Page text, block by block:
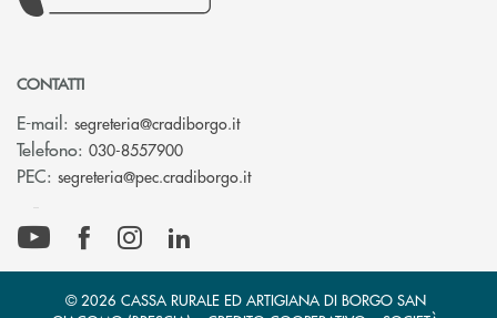
CONTATTI
E-mail: segreteria@cradiborgo.it(si apre l’app di posta elettronica)
Telefono: 030-8557900
PEC: segreteria@pec.cradiborgo.it(si apre l’app di posta
© 2026 CASSA RURALE ED ARTIGIANA DI BORGO SAN